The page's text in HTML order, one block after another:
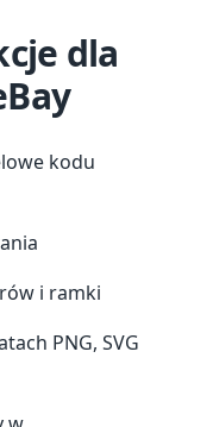
dla
kodu
i ramki
PNG, SVG